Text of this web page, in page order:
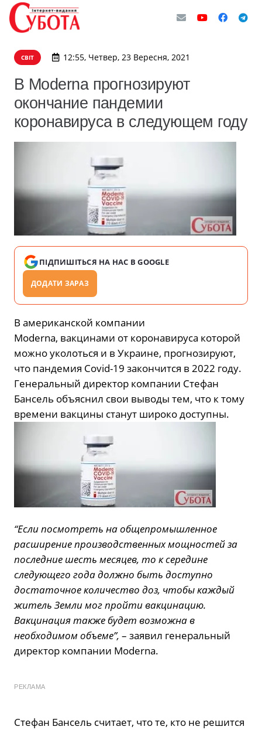
СВІТ 12:55, Четвер, 23 Вересня, 2021
В Moderna прогнозируют
окончание пандемии
коронавируса в следующем году
ПІДПИШІТЬСЯ НА НАС В GOOGLE
ДОДАТИ ЗАРАЗ
В американской компании
Moderna, вакцинами от коронавируса которой
можно уколоться и в Украине, прогнозируют,
что пандемия Covid-19 закончится в 2022 году.
Генеральный директор компании Стефан
Бансель объяснил cвои выводы тем, что к тому
времени вакцины станут широко доступны.
“Если посмотреть на общепромышленное
расширение производственных мощностей за
последние шесть месяцев, то к середине
следующего года должно быть доступно
достаточное количество доз, чтобы каждый
житель Земли мог пройти вакцинацию.
Вакцинация также будет возможна в
необходимом объеме”, – заявил генеральный
директор компании Moderna.
РЕКЛАМА
Стефан Бансель считает, что те, кто не решится